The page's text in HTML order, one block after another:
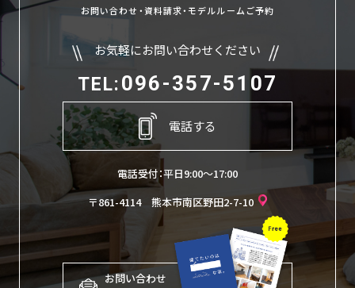
お問い合わせ・資料請求・モデルルームご予約
お気軽にお問い合わせください
TEL:096-357-5107
電話する
電話受付：平日9:00〜17:00
〒861-4114 熊本市南区野田2-7-10
お問い合わせ